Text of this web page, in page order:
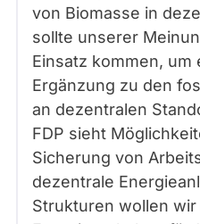
von Biomasse in
sollte unserer
Einsatz kommen, um
Ergänzung zu den
an dezentralen
FDP sieht
Sicherung von
dezentrale
Strukturen wollen